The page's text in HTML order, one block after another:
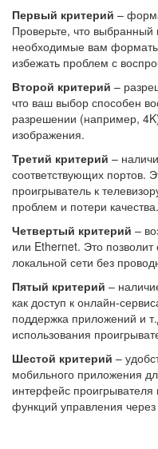
Первый критерий –
Проверьте, что выбранный
необходимые вам
избежать проблем с
Второй критерий –
что ваш выбор способен
разрешении (например,
изображения.
Третий критерий –
соответствующих портов.
проигрыватель к
проблем и потери качества.
Четвертый критерий –
или Ethernet. Это позволит
локальной сети без
Пятый критерий –
как доступ к онлайн-
поддержка приложений и
использования
Шестой критерий –
мобильного приложения
интерфейс
функций управления